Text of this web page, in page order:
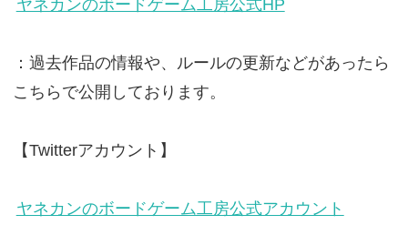
ヤネカンのボードゲーム工房公式HP
：過去作品の情報や、ルールの更新などがあったら
こちらで公開しております。
【Twitterアカウント】
ヤネカンのボードゲーム工房公式アカウント